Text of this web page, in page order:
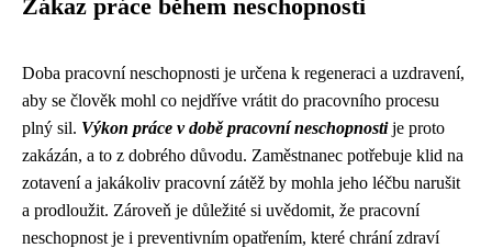
Zákaz práce během neschopnosti
Doba pracovní neschopnosti je určena k regeneraci a uzdravení,
aby se člověk mohl co nejdříve vrátit do pracovního procesu
plný sil. Výkon práce v době pracovní neschopnostije proto
zakázán, a to z dobrého důvodu. Zaměstnanec potřebuje klid na
zotavení a jakákoliv pracovní zátěž by mohla jeho léčbu narušit
a prodloužit. Zároveň je důležité si uvědomit, že pracovní
neschopnost je i preventivním opatřením, které chrání zdraví